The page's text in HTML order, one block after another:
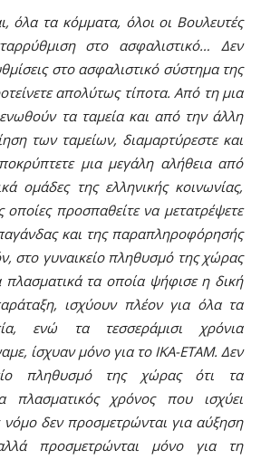
όλα τα κόμματα, όλοι οι Βουλευτές
στο ασφαλιστικό… Δεν
στο ασφαλιστικό σύστημα της
απολύτως τίποτα. Από τη μια
τα ταμεία και από την άλλη
των ταμείων, διαμαρτύρεστε και
μια μεγάλη αλήθεια από
ομάδες της ελληνικής κοινωνίας,
οποίες προσπαθείτε να μετατρέψετε
και της παραπληροφόρησής
στο γυναικείο πληθυσμό της χώρας
πλασματικά τα οποία ψήφισε η δική
ισχύουν πλέον για όλα τα
ενώ τα τεσσεράμισι χρόνια
ίσχυαν μόνο για το ΙΚΑ-ΕΤΑΜ. Δεν
πληθυσμό της χώρας ότι τα
πλασματικός χρόνος που ισχύει
δεν προσμετρώνται για αύξηση
προσμετρώνται μόνο για τη